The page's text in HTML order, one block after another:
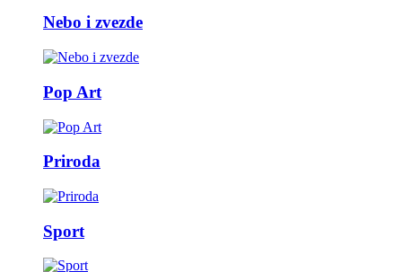
Nebo i zvezde
Pop Art
Priroda
Sport